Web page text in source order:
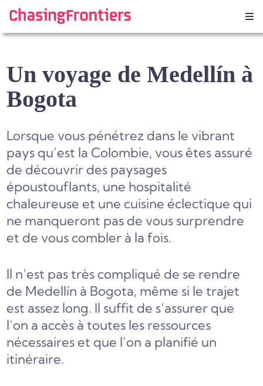
content
Un voyage de Medellín à
Bogota
Lorsque vous pénétrez dans le vibrant
pays qu’est la Colombie, vous êtes assuré
de découvrir des paysages
époustouflants, une hospitalité
chaleureuse et une cuisine éclectique qui
ne manqueront pas de vous surprendre
et de vous combler à la fois.
Il n’est pas très compliqué de se rendre
de Medellín à Bogota, même si le trajet
est assez long. Il suffit de s’assurer que
l’on a accès à toutes les ressources
nécessaires et que l’on a planifié un
itinéraire.